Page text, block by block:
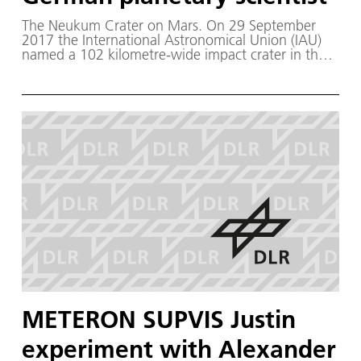
The Neukum Crater on Mars. On 29 September
2017 the International Astronomical Union (IAU)
named a 102 kilometre-wide impact crater in the
who passed away in 2014. During his time as a
researcher at the DLR sites in Oberpfaffenhofen
operated by the German Aerospace Center
(Deutsches Zentrum für Luft- und Raumfahrt; DLR)
on board the ESA Mars Express spacecraft,
transmitted its first image data to Earth, and to this
day it continues to send us high-quality images of
METERON SUPVIS Justin
experiment with Alexander